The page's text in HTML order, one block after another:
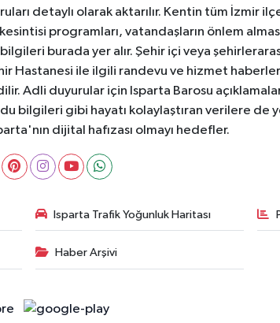
detaylı olarak aktarılır. Kentin tüm İzmir
programları, vatandaşların önlem
burada yer alır. Şehir içi veya
Hastanesi ile ilgili randevu ve hizmet
Adli duyurular için Isparta Barosu
bilgileri gibi hayatı kolaylaştıran verilere de
dijital hafızası olmayı hedefler.
Isparta Trafik Yoğunluk Haritası
Haber Arşivi